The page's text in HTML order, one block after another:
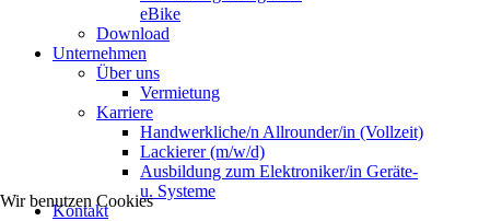
eBike
Download
Unternehmen
Über uns
Vermietung
Karriere
Handwerkliche/n Allrounder/in (Vollzeit)
Lackierer (m/w/d)
Ausbildung zum Elektroniker/in Geräte-
u. Systeme
Kontakt
Wir benutzen Cookies